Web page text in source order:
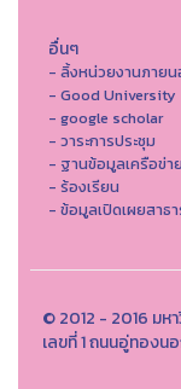
อื่นๆ
- ลิ้งหน่วยงานภาย
- Good University
- google scholar
- วาระการประชุม
- ฐานข้อมูลเครือข่า
- ร้องเรียน
- ข้อมูลเปิดเผยสาธ
© 2012 - 2016 มห
เลขที่ 1 ถนนอู่ทอง